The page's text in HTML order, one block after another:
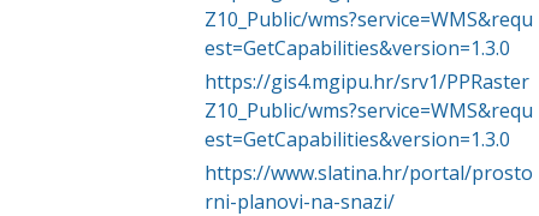
Z10_Public/wms?service=WMS&requ
est=GetCapabilities&version=1.3.0
https://gis4.mgipu.hr/srv1/PPRaster
Z10_Public/wms?service=WMS&requ
est=GetCapabilities&version=1.3.0
https://www.slatina.hr/portal/prosto
rni-planovi-na-snazi/